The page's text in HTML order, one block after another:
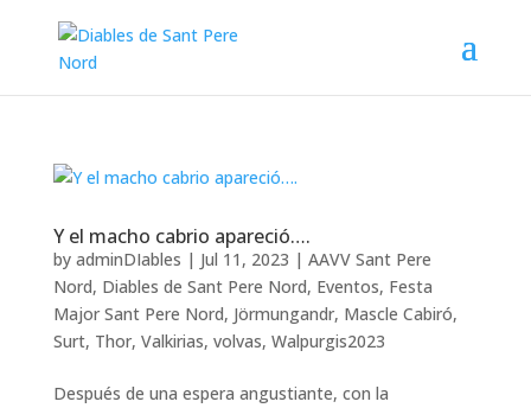
Y el macho cabrio apareció….
by adminDIables | Jul 11, 2023 | AAVV Sant Pere
Nord, Diables de Sant Pere Nord, Eventos, Festa
Major Sant Pere Nord, Jörmungandr, Mascle Cabiró,
Surt, Thor, Valkirias, volvas, Walpurgis2023
Después de una espera angustiante, con la